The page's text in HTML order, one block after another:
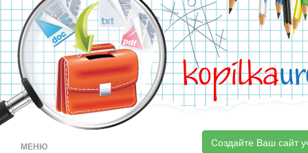
kopilka
МЕНЮ Создайте Ваш сайт